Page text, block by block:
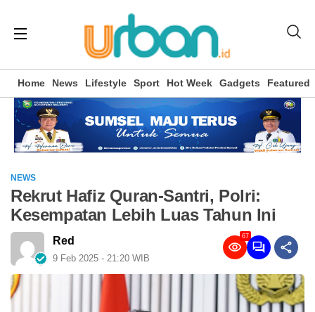
Home News Lifestyle Sport Hot Week Gadgets Featured
NEWS
Rekrut Hafiz Quran-Santri, Polri:
Kesempatan Lebih Luas Tahun Ini
Red
9 Feb 2025 - 21:20 WIB
67